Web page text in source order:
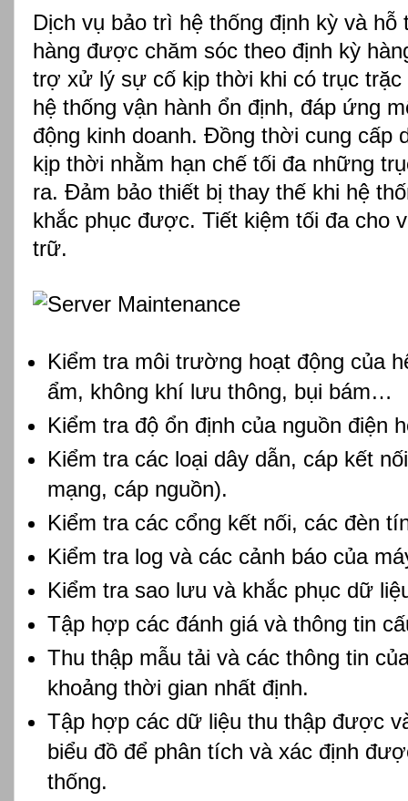
Dịch vụ bảo trì hệ thống định kỳ và
hàng được chăm sóc theo định kỳ
trợ xử lý sự cố kịp thời khi có trục
hệ thống vận hành ổn định, đáp ứng
động kinh doanh. Đồng thời cung cấp
kịp thời nhằm hạn chế tối đa những
ra. Đảm bảo thiết bị thay thế khi hệ
khắc phục được. Tiết kiệm tối đa cho
trữ.
Kiểm tra môi trường hoạt động của
ẩm, không khí lưu thông, bụi bám…
Kiểm tra độ ổn định của nguồn điện
Kiểm tra các loại dây dẫn, cáp kết
mạng, cáp nguồn).
Kiểm tra các cổng kết nối, các đèn
Kiểm tra log và các cảnh báo của
Kiểm tra sao lưu và khắc phục dữ
Tập hợp các đánh giá và thông tin
Thu thập mẫu tải và các thông tin
khoảng thời gian nhất định.
Tập hợp các dữ liệu thu thập được
biểu đồ để phân tích và xác định
thống.